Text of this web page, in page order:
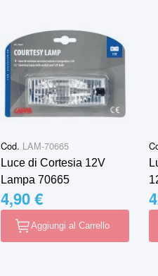
Cod. LAM-70665
Luce di Cortesia 12V
Lampa 70665
4,90 €
Aggiungi al Carrello